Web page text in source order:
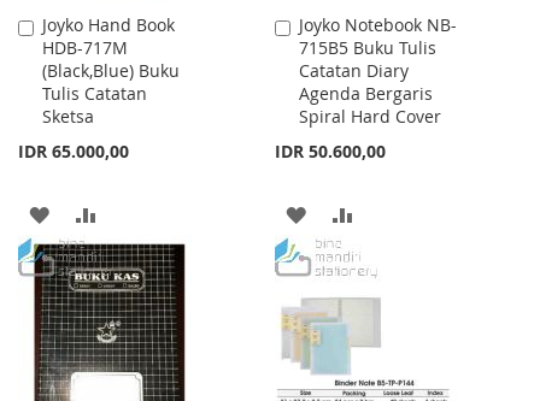
Joyko Hand Book
HDB-717M
(Black,Blue) Buku
Tulis Catatan
Sketsa
IDR 65.000,00
Add
to
Cart
ADD
TO
WISH
LIST
TO
COMPARE
Joyko Notebook NB-
715B5 Buku Tulis
Catatan Diary
Agenda Bergaris
Spiral Hard Cover
IDR 50.600,00
Add
to
Cart
ADD
TO
WISH
LIST
TO
COMPARE